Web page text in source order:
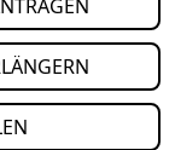
(öffnet in
(öffnet in